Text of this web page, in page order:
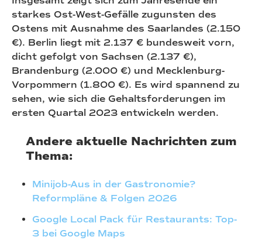
starkes Ost-West-Gefälle zugunsten des
Ostens mit Ausnahme des Saarlandes (2.150
€). Berlin liegt mit 2.137 € bundesweit vorn,
dicht gefolgt von Sachsen (2.137 €),
Brandenburg (2.000 €) und Mecklenburg-
Vorpommern (1.800 €). Es wird spannend zu
sehen, wie sich die Gehaltsforderungen im
ersten Quartal 2023 entwickeln werden.
Andere aktuelle Nachrichten zum
Thema:
Minijob-Aus in der Gastronomie?
Reformpläne & Folgen 2026
Google Local Pack für Restaurants: Top-
3 bei Google Maps